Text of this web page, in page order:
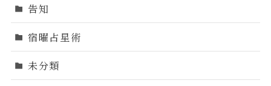
告知
宿曜占星術
未分類